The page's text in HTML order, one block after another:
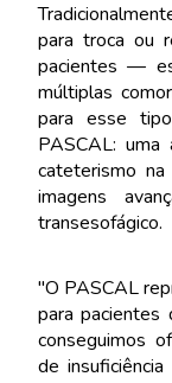
para troca ou
pacientes —
múltiplas
para esse
PASCAL: uma
cateterismo
imagens
transesofágico.
"O PASCAL
para pacientes
conseguimos
de